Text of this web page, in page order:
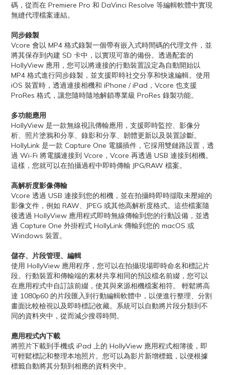
碼，從而在 Premiere Pro 和 DaVinci Resolve 等編輯軟體中實現
無縫代理檔案連結。
同步錄製
Vcore 會以 MP4 格式錄製一個帶有嵌入式時間碼的代理文件，並
將其保存到內建 SD 卡中，以實現可靠的備份。透過配套的
HollyView 應用，您可以將連接的行動裝置設定為自動開始以
MP4 格式進行同步錄製，並支援即時社交分享和快速編輯。使用
iOS 裝置時，透過連接相機和 iPhone / iPad，Vcore 也支援
ProRes 格式，讓您隨時隨地解鎖專業級 ProRes 錄製功能。
多功能應用
HollyView 是一款無線視訊傳輸應用，支援即時監控、影像分
析、照片塗鴉和分享、錄影和分享、韌體更新以及裝置診斷。
HollyLink 是一款 Capture One 電腦插件，它採用雙鏈路設置，透
過 Wi-Fi 將電腦連接到 Vcor​​e，Vcore 再透過 USB 連接到相機。
這樣，您就可以在拍攝過程中即時傳輸 JPG/RAW 檔案。
高解析度影像傳輸
Vcore 透過 USB 連接到您的相機，並在拍攝時即時擷取未壓縮的
影像文件，例如 RAW、JPEG 或其他高解析度格式。這些檔案隨
後透過 HollyView 應用程式即時無線傳輸到您的行動設備，並透
過 Capture One 外掛程式 HollyLink 傳輸到您的 macOS 或
Windows 裝置。
儲存、片段管理、編輯
使用 HollyView 應用程序，您可以在拍攝現場即時命名和標記片
段。行動裝置和傳輸端的素材共享相同的預設檔名前綴，您可以
在應用程式中自訂該前綴，使其與來源相機檔案相符。 輕鬆將高
達 1080p60 的片段匯入到行動編輯軟體中，以便進行整理、分割
畫面比較檢視以及即時標記收藏。系統可以自動將片段分類到不
同的資料夾中，從而減少搜尋時間。
應用程式內下載
將照片下載到手機或 iPad 上的 HollyView 應用程式相簿後，即
可輕鬆標記和整理本地照片。您可以為影片新增標籤，以便根據
標籤自動將其分類到相應的資料夾中。